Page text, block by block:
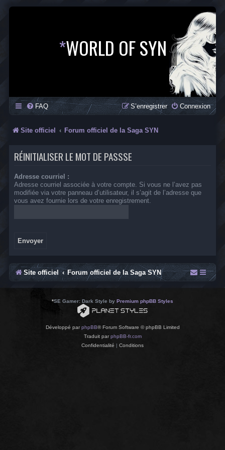
*WORLD OF SYN
FAQ Connexion
S’enregistrer
Site officiel Forum officiel de la Saga SYN
RÉINITIALISER LE MOT DE PASSSE
Adresse courriel :
Adresse courriel associée à votre compte. Si vous ne l’avez pas
modifiée via votre panneau d’utilisateur, il s’agit de l’adresse que
vous avez fournie lors de votre enregistrement.
Site officiel Forum officiel de la Saga SYN
*SE Gamer: Dark Style by Premium phpBB Styles
Développé parphpBB® Forum Software © phpBB Limited
Traduit parphpBB-fr.com
Confidentialité | Conditions